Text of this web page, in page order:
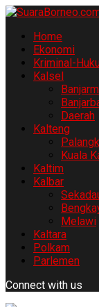
Home
Ekonomi
Kriminal-
Kalsel
Daerah
Kalteng
Kuala
Kaltim
Kalbar
Melawi
Kaltara
Polkam
Parlemen
Connect with us